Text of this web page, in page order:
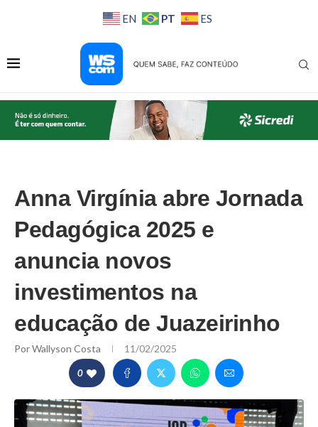
EN PT ES
Anna Virgínia abre Jornada
Pedagógica 2025 e
anuncia novos
investimentos na
educação de Juazeirinho
PorWallyson Costa 11/02/2025
0